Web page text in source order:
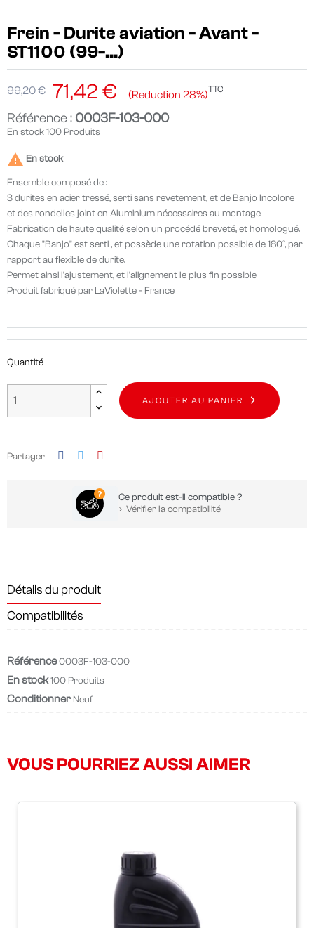
Frein - Durite aviation - Avant -
ST1100 (99-...)
99,20 € 71,42 € Reduction 28% TTC
Référence : 0003F-103-000
En stock100 Produits
 En stock
Ensemble composé de :
3 durites en acier tressé, serti sans revetement, et de Banjo Incolore
et des rondelles joint en Aluminium nécessaires au montage
Fabrication de haute qualité selon un procédé breveté, et homologué.
Chaque "Banjo" est serti , et possède une rotation possible de 180°, par
rapport au flexible de durite.
Permet ainsi l'ajustement, et l'alignement le plus fin possible
Produit fabriqué par LaViolette - France
Quantité
AJOUTER AU PANIER
Partager
Ce produit est-il compatible ?
Vérifier la compatibilité
Détails du produit
Compatibilités
Référence0003F-103-000
En stock100 Produits
Conditionner Neuf
VOUS POURRIEZ AUSSI AIMER